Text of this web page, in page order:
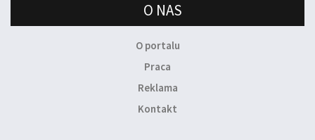
O NAS
O portalu
Praca
Reklama
Kontakt